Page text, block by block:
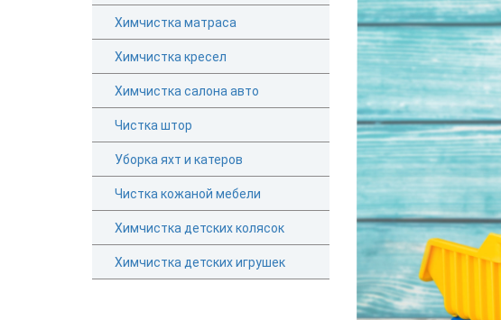
Химчистка матраса
Химчистка кресел
Химчистка салона авто
Чистка штор
Уборка яхт и катеров
Чистка кожаной мебели
Химчистка детских колясок
Химчистка детских игрушек